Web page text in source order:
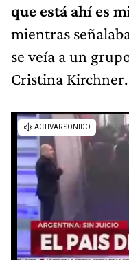
que está ahí es
mientras
se veía a un
Cristina Kirchner.